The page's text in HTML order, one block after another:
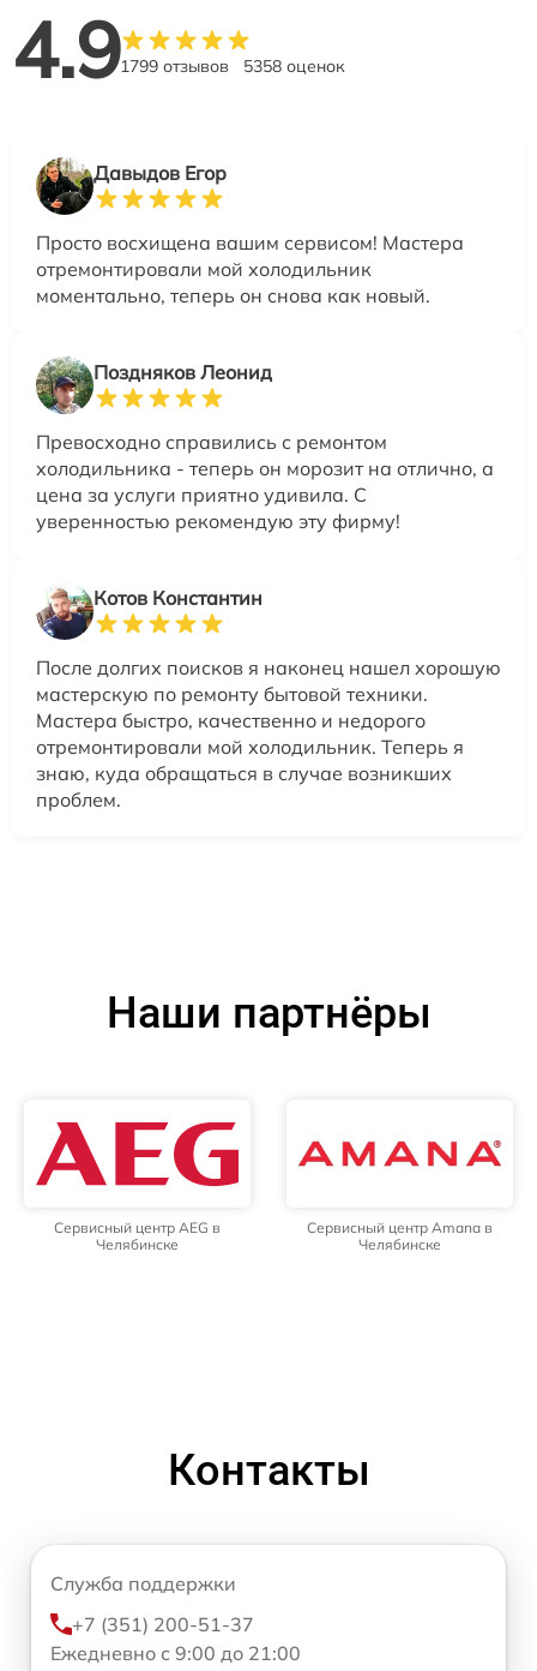
4.91799 отзывов 5358 оценок
Давыдов Егор
Просто восхищена вашим сервисом! Мастера
отремонтировали мой холодильник
моментально, теперь он снова как новый.
Поздняков Леонид
Превосходно справились с ремонтом
холодильника - теперь он морозит на отлично, а
цена за услуги приятно удивила. С
уверенностью рекомендую эту фирму!
Котов Константин
После долгих поисков я наконец нашел хорошую
мастерскую по ремонту бытовой техники.
Мастера быстро, качественно и недорого
отремонтировали мой холодильник. Теперь я
знаю, куда обращаться в случае возникших
проблем.
Наши партнёры
Сервисный центр AEG в
Челябинске
Сервисный центр Amana в
Челябинске
Контакты
Служба поддержки
+7 (351) 200-51-37
Ежедневно с 9:00 до 21:00